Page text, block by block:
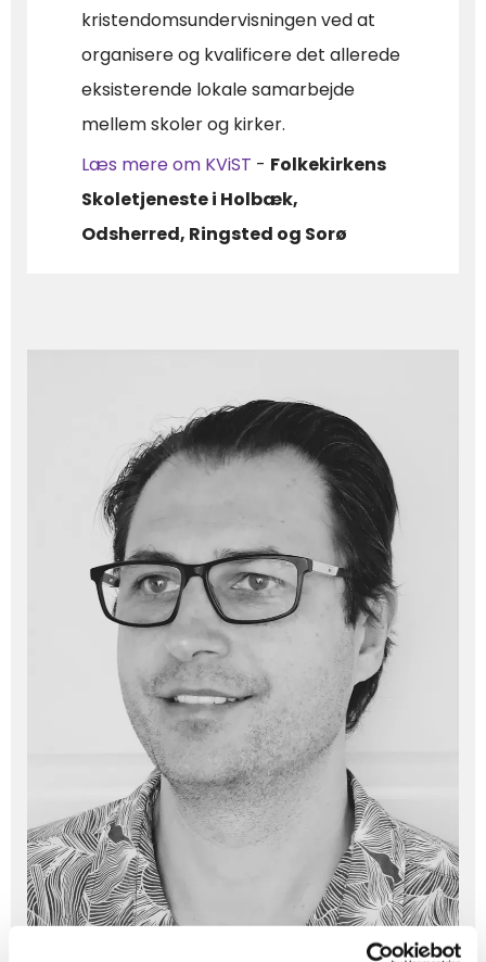
kristendomsundervisningen ved at
organisere og kvalificere det allerede
eksisterende lokale samarbejde
mellem skoler og kirker.
Læs mere om KViST - Folkekirkens
Skoletjeneste i Holbæk,
Odsherred, Ringsted og Sorø